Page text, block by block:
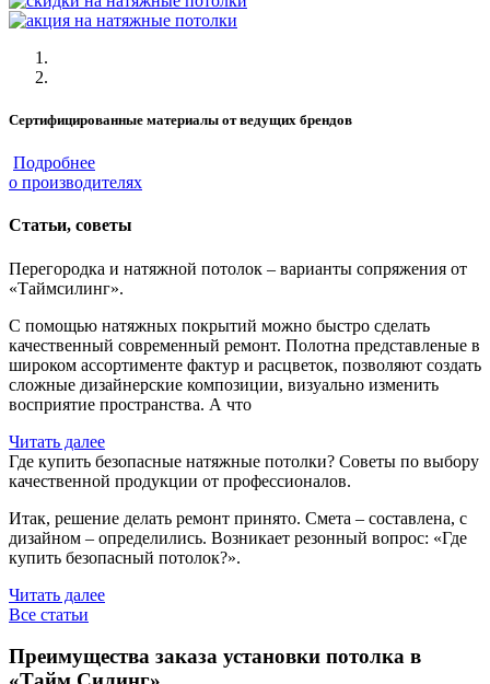
Сертифицированные материалы от ведущих брендов
Подробнее
о производителях
Статьи, советы
Перегородка и натяжной потолок – варианты сопряжения от
«Таймсилинг».
С помощью натяжных покрытий можно быстро сделать
качественный современный ремонт. Полотна представленые в
широком ассортименте фактур и расцветок, позволяют создать
сложные дизайнерские композиции, визуально изменить
восприятие пространства. А что
Читать далее
Где купить безопасные натяжные потолки? Советы по выбору
качественной продукции от профессионалов.
Итак, решение делать ремонт принято. Смета – составлена, с
дизайном – определились. Возникает резонный вопрос: «Где
купить безопасный потолок?».
Читать далее
Все статьи
Преимущества заказа установки потолка в